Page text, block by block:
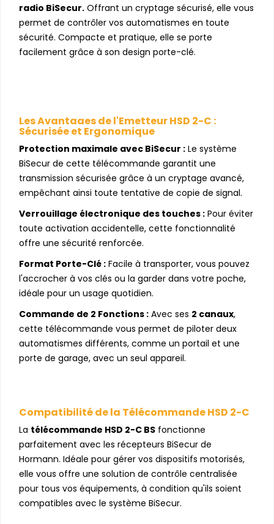
radio BiSecur. Offrant un cryptage sécurisé, elle vous
permet de contrôler vos automatismes en toute
sécurité. Compacte et pratique, elle se porte
facilement grâce à son design porte-clé.
Les Avantages de l'Emetteur HSD 2-C :
Sécurisée et Ergonomique
Protection maximale avec BiSecur : Le système
BiSecur de cette télécommande garantit une
transmission sécurisée grâce à un cryptage avancé,
empêchant ainsi toute tentative de copie de signal.
Verrouillage électronique des touches : Pour éviter
toute activation accidentelle, cette fonctionnalité
offre une sécurité renforcée.
Format Porte-Clé : Facile à transporter, vous pouvez
l'accrocher à vos clés ou la garder dans votre poche,
idéale pour un usage quotidien.
Commande de 2 Fonctions : Avec ses 2 canaux,
cette télécommande vous permet de piloter deux
automatismes différents, comme un portail et une
porte de garage, avec un seul appareil.
Compatibilité de la Télécommande HSD 2-C
La télécommande HSD 2-C BS fonctionne
parfaitement avec les récepteurs BiSecur de
Hormann. Idéale pour gérer vos dispositifs motorisés,
elle vous offre une solution de contrôle centralisée
pour tous vos équipements, à condition qu'ils soient
compatibles avec le système BiSecur.